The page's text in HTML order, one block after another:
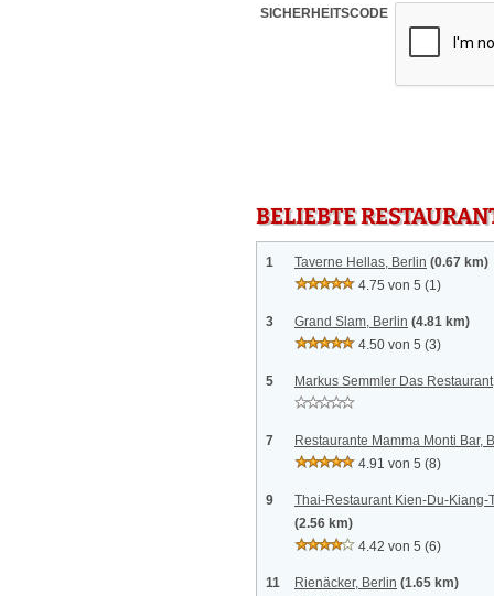
SICHERHEITSCODE
BELIEBTE
1 Taverne Hellas, Berlin (0.67 km)
4.75 von 5 (1)
3 Grand Slam, Berlin (4.81 km)
4.50 von 5 (3)
5 Markus Semmler Das
7
Restaurante Mamma Monti Bar,
4.91 von 5 (8)
9
Thai-Restaurant Kien-Du-
(2.56 km)
4.42 von 5 (6)
11 Rienäcker, Berlin (1.65 km)